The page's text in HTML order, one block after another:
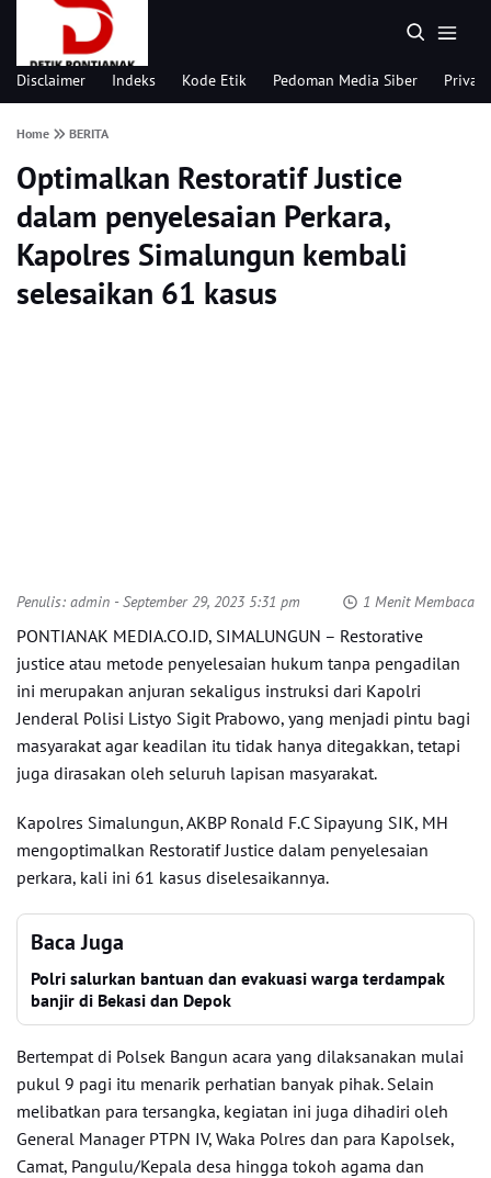
Disclaimer Indeks Kode Etik Pedoman Media Siber
Home BERITA
Optimalkan Restoratif Justice
dalam penyelesaian Perkara,
Kapolres Simalungun kembali
selesaikan 61 kasus
Penulis: admin - September 29, 2023 5:31 pm 1 Menit Membaca
PONTIANAK MEDIA.CO.ID, SIMALUNGUN – Restorative
justice atau metode penyelesaian hukum tanpa pengadilan
ini merupakan anjuran sekaligus instruksi dari Kapolri
Jenderal Polisi Listyo Sigit Prabowo, yang menjadi pintu bagi
masyarakat agar keadilan itu tidak hanya ditegakkan, tetapi
juga dirasakan oleh seluruh lapisan masyarakat.
Kapolres Simalungun, AKBP Ronald F.C Sipayung SIK, MH
mengoptimalkan Restoratif Justice dalam penyelesaian
perkara, kali ini 61 kasus diselesaikannya.
Baca Juga
Polri salurkan bantuan dan evakuasi warga terdampak
banjir di Bekasi dan Depok
Bertempat di Polsek Bangun acara yang dilaksanakan mulai
pukul 9 pagi itu menarik perhatian banyak pihak. Selain
melibatkan para tersangka, kegiatan ini juga dihadiri oleh
General Manager PTPN IV, Waka Polres dan para Kapolsek,
Camat, Pangulu/Kepala desa hingga tokoh agama dan